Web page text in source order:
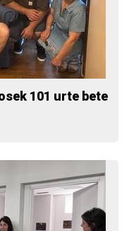
101 urte bete